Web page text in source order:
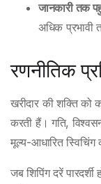
जानकारी तक
अधिक
रणनीतिक
खरीदार की शक्ति को
करती हैं। गति,
मूल्य-आधारित स्विचिंग
जब शिपिंग दरें